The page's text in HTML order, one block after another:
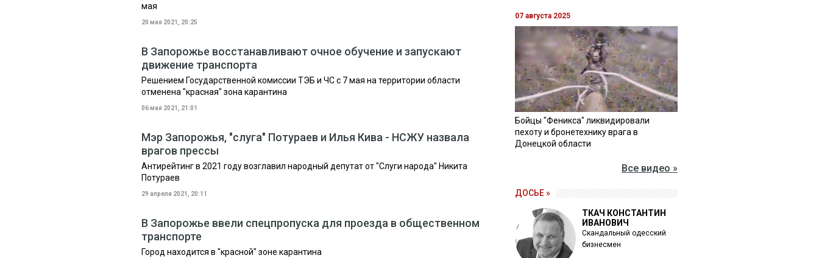
мая
20 мая 2021, 20:25
В Запорожье восстанавливают очное обучение и запускают
движение транспорта
Решением Государственной комиссии ТЭБ и ЧС с 7 мая на территории области
отменена "красная" зона карантина
06 мая 2021, 21:01
Мэр Запорожья, "слуга" Потураев и Илья Кива - НСЖУ назвала
врагов прессы
Антирейтинг в 2021 году возглавил народный депутат от "Слуги народа" Никита
Потураев
29 апреля 2021, 20:11
В Запорожье ввели спецпропуска для проезда в общественном
транспорте
Город находится в "красной" зоне карантина
07 августа 2025
Бойцы "Феникса" ликвидировали
пехоту и бронетехнику врага в
Донецкой области
Все видео »
ДОСЬЕ »
ТКАЧ КОНСТАНТИН
ИВАНОВИЧ
Скандальный одесский
бизнесмен